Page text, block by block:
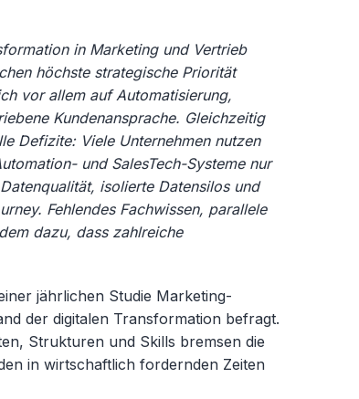
in Marketing und Vertrieb
höchste strategische Priorität
vor allem auf Automatisierung,
Kundenansprache. Gleichzeitig
Defizite: Viele Unternehmen nutzen
und SalesTech-Systeme nur
isolierte Datensilos und
Fehlendes Fachwissen, parallele
dazu, dass zahlreiche
jährlichen Studie Marketing-
der digitalen Transformation befragt.
Strukturen und Skills bremsen die
in wirtschaftlich fordernden Zeiten